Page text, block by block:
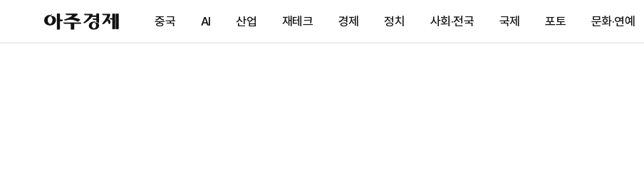
아
주
제
중국 AI 산업 재테크 경제 정치 사회·전국 국제 포토 문화·연예